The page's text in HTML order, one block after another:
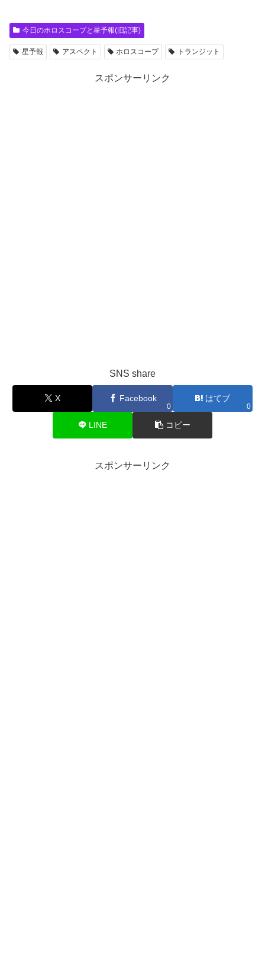
今日のホロスコープと星予報(旧記事)
星予報 アスペクト ホロスコープ トランジット
スポンサーリンク
SNS share
X Facebook
0
はてブ
0
LINE コピー
スポンサーリンク